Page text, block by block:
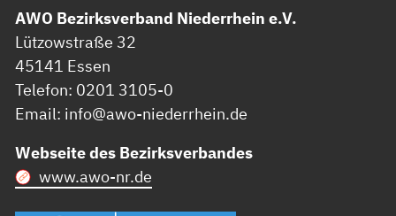
AWO Bezirksverband Niederrhein e.V.
Lützowstraße 32
45141 Essen
Telefon: 0201 3105-0
Email: info@awo-niederrhein.de
Webseite des Bezirksverbandes
www.awo-nr.de